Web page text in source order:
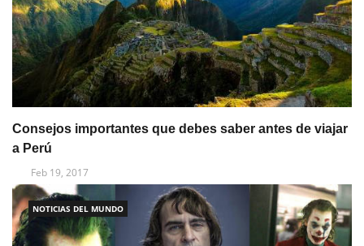
Consejos importantes que debes saber antes de viajar
a Perú
Feb 19, 2017
NOTICIAS DEL MUNDO